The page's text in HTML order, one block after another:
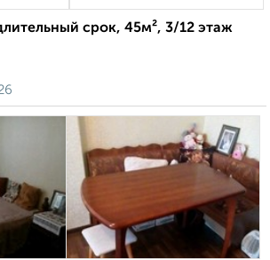
срок, 45м², 3/12 этаж